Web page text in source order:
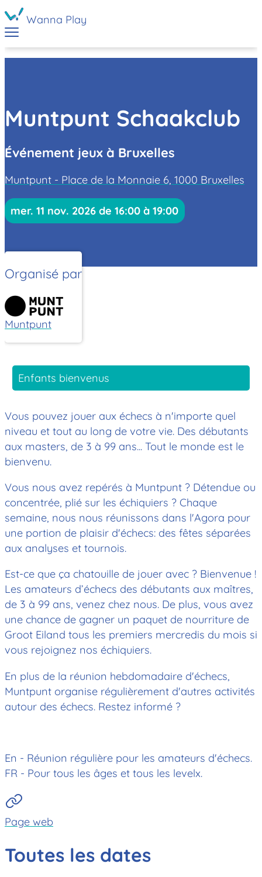
Wanna Play
Muntpunt Schaakclub
Événement jeux à Bruxelles
Muntpunt - Place de la Monnaie 6, 1000 Bruxelles
mer. 11 nov. 2026 de 16:00 à 19:00
Organisé par
Muntpunt
Enfants bienvenus
Vous pouvez jouer aux échecs à n'importe quel
niveau et tout au long de votre vie. Des débutants
aux masters, de 3 à 99 ans... Tout le monde est le
bienvenu.
Vous nous avez repérés à Muntpunt ? Détendue ou
concentrée, plié sur les échiquiers ? Chaque
semaine, nous nous réunissons dans l'Agora pour
une portion de plaisir d'échecs: des fêtes séparées
aux analyses et tournois.
Est-ce que ça chatouille de jouer avec ? Bienvenue !
Les amateurs d’échecs des débutants aux maîtres,
de 3 à 99 ans, venez chez nous. De plus, vous avez
une chance de gagner un paquet de nourriture de
Groot Eiland tous les premiers mercredis du mois si
vous rejoignez nos échiquiers.
En plus de la réunion hebdomadaire d'échecs,
Muntpunt organise régulièrement d'autres activités
autour des échecs. Restez informé ?
En - Réunion régulière pour les amateurs d'échecs.
FR - Pour tous les âges et tous les levelx.
Page web
Toutes les dates